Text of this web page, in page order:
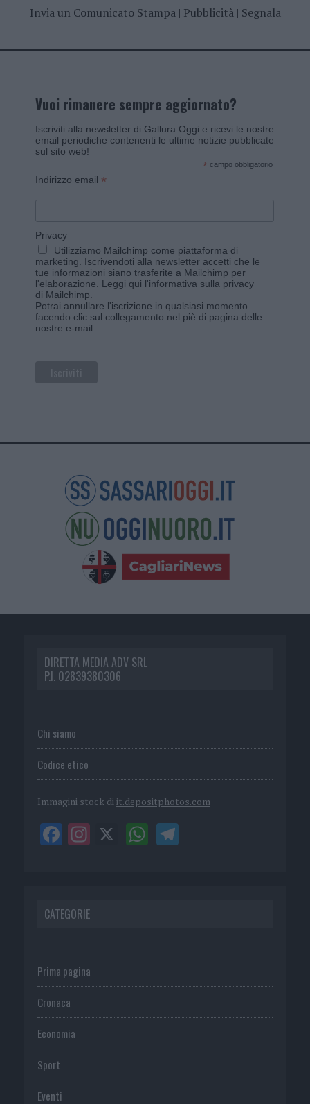
Invia un Comunicato Stampa| Pubblicità| Segnala
Vuoi rimanere sempre aggiornato?
Iscriviti alla newsletter di Gallura Oggi e ricevi le nostre
email periodiche contenenti le ultime notizie pubblicate
sul sito web!
* campo obbligatorio
Indirizzo email *
Privacy
Utilizziamo Mailchimp come piattaforma di
marketing. Iscrivendoti alla newsletter accetti che le
tue informazioni siano trasferite a Mailchimp per
l'elaborazione. Leggi qui l'informativa sulla privacy
di Mailchimp
Potrai annullare l'iscrizione in qualsiasi momento
facendo clic sul collegamento nel piè di pagina delle
nostre e-mail.
DIRETTA MEDIA ADV SRL
P.I. 02839380306
Chi siamo
Codice etico
Immagini stock di it.depositphotos.com
CATEGORIE
Prima pagina
Cronaca
Economia
Sport
Eventi